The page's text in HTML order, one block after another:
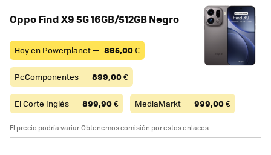
Oppo Find X9 5G 16GB/512GB Negro
Hoy en Powerplanet — 895,00€
PcComponentes — 899,00€
El Corte Inglés — 899,90€ MediaMarkt — 999,00€
El precio podría variar. Obtenemos comisión por estos enlaces